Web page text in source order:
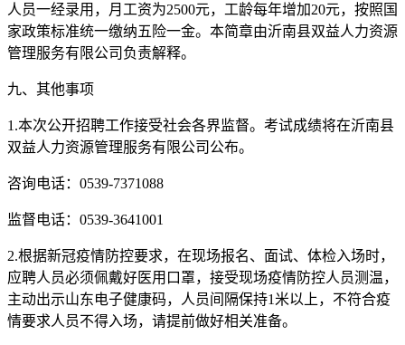
人员一经录用，月工资为2500元，工龄每年增加20元，按照国
家政策标准统一缴纳五险一金。本简章由沂南县双益人力资源
管理服务有限公司负责解释。
九、其他事项
1.本次公开招聘工作接受社会各界监督。考试成绩将在沂南县
双益人力资源管理服务有限公司公布。
咨询电话：0539-7371088
监督电话：0539-3641001
2.根据新冠疫情防控要求，在现场报名、面试、体检入场时，
应聘人员必须佩戴好医用口罩，接受现场疫情防控人员测温，
主动出示山东电子健康码，人员间隔保持1米以上，不符合疫
情要求人员不得入场，请提前做好相关准备。